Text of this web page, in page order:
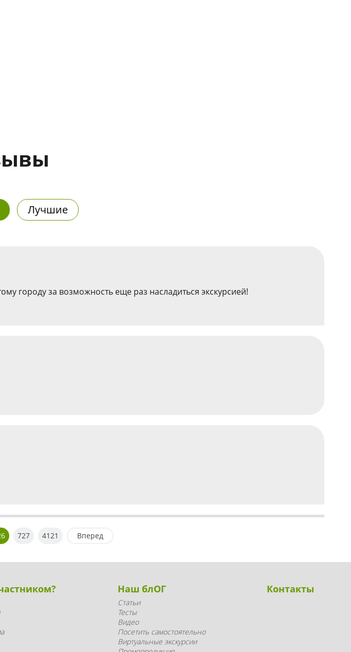
Лучшие
городу за возможность еще раз насладиться экскурсией!
727 4121 Вперед
Наш блОГ
Статьи
Тесты
Видео
Посетить самостоятельно
Виртуальные экскурсии
Контакты